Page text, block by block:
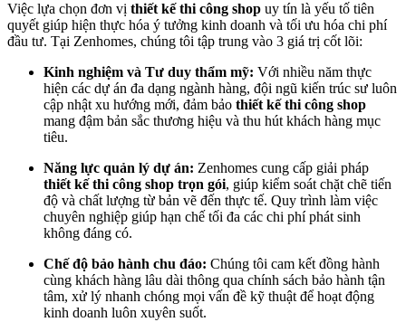
Việc lựa chọn đơn vị thiết kế thi công shop uy tín là yếu tố tiên
quyết giúp hiện thực hóa ý tưởng kinh doanh và tối ưu hóa chi phí
đầu tư. Tại Zenhomes, chúng tôi tập trung vào 3 giá trị cốt lõi:
Kinh nghiệm và Tư duy thẩm mỹ: Với nhiều năm thực
hiện các dự án đa dạng ngành hàng, đội ngũ kiến trúc sư luôn
cập nhật xu hướng mới, đảm bảo thiết kế thi công shop
mang đậm bản sắc thương hiệu và thu hút khách hàng mục
tiêu.
Năng lực quản lý dự án: Zenhomes cung cấp giải pháp
thiết kế thi công shop trọn gói, giúp kiểm soát chặt chẽ tiến
độ và chất lượng từ bản vẽ đến thực tế. Quy trình làm việc
chuyên nghiệp giúp hạn chế tối đa các chi phí phát sinh
không đáng có.
Chế độ bảo hành chu đáo: Chúng tôi cam kết đồng hành
cùng khách hàng lâu dài thông qua chính sách bảo hành tận
tâm, xử lý nhanh chóng mọi vấn đề kỹ thuật để hoạt động
kinh doanh luôn xuyên suốt.